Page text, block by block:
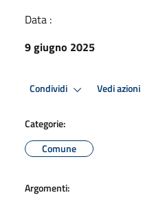
Data :
9 giugno 2025
Condividi Vedi azioni
Categorie:
Comune
Argomenti: